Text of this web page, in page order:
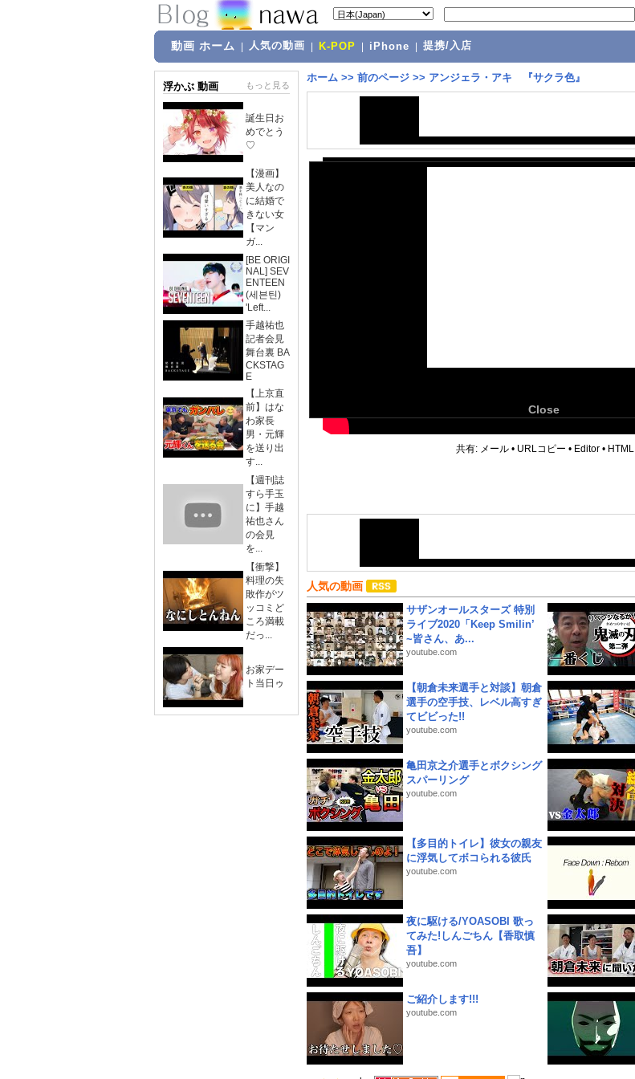
動画 ホーム 人気の動画 K-POP iPhone 提携/入店
浮かぶ 動画 もっと見る
誕生日お
めでとう
♡
【漫画】
美人なの
に結婚で
きない女
【マン
ガ...
[BE ORIGI
NAL] SEV
ENTEEN
(세븐틴)
'Left...
手越祐也
記者会見
舞台裏 BA
CKSTAG
E
【上京直
前】はな
わ家長
男・元輝
を送り出
す...
【週刊誌
すら手玉
に】手越
祐也さん
の会見
を...
【衝撃】
料理の失
敗作がツ
ッコミど
ころ満載
だっ...
お家デー
ト当日ゥ
ホーム >> 前のページ >> アンジェラ・アキ 『サクラ色』
Close
共有: メール • URLコピー • Editor • HTML
人気の動画
サザンオールスターズ 特別
ライブ2020「Keep Smilin’
~皆さん、あ...
youtube.com
【朝倉未来選手と対談】朝倉
選手の空手技、レベル高すぎ
てビビった!!
youtube.com
亀田京之介選手とボクシング
スパーリング
youtube.com
【多目的トイレ】彼女の親友
に浮気してボコられる彼氏
youtube.com
夜に駆ける/YOASOBI 歌っ
てみた!しんごちん【香取慎
吾】
youtube.com
ご紹介します!!!
youtube.com